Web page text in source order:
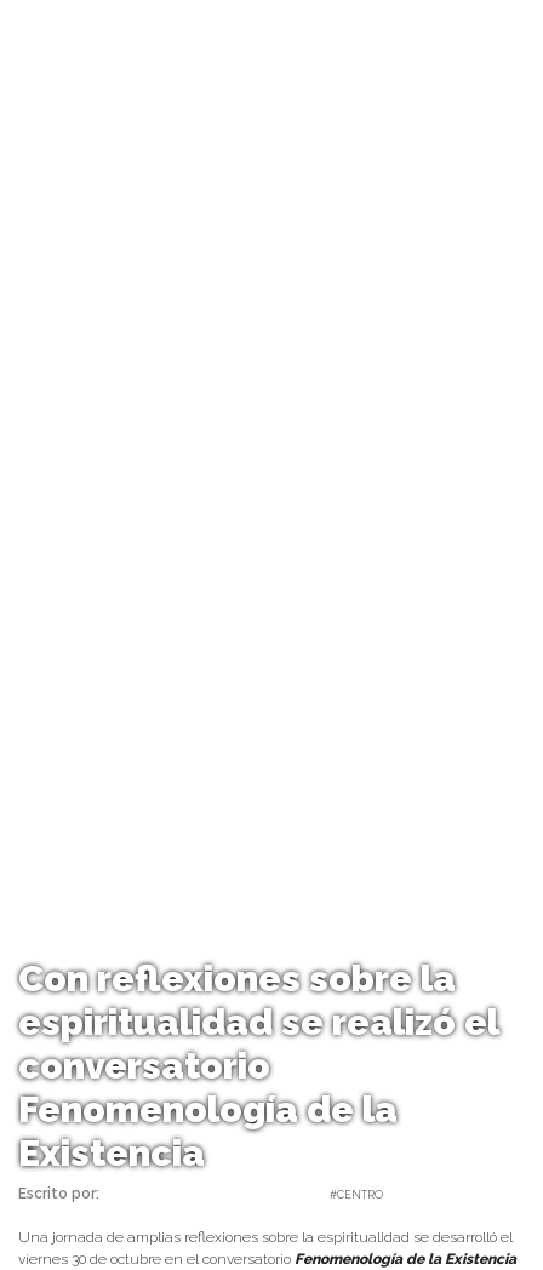
Con reflexiones sobre la
espiritualidad se realizó el
conversatorio
Fenomenología de la
Existencia
Escrito por: #CENTRO
Una jornada de amplias reflexiones sobre la espiritualidad se desarrolló el
viernes 30 de octubre en el conversatorio Fenomenología de la Existencia